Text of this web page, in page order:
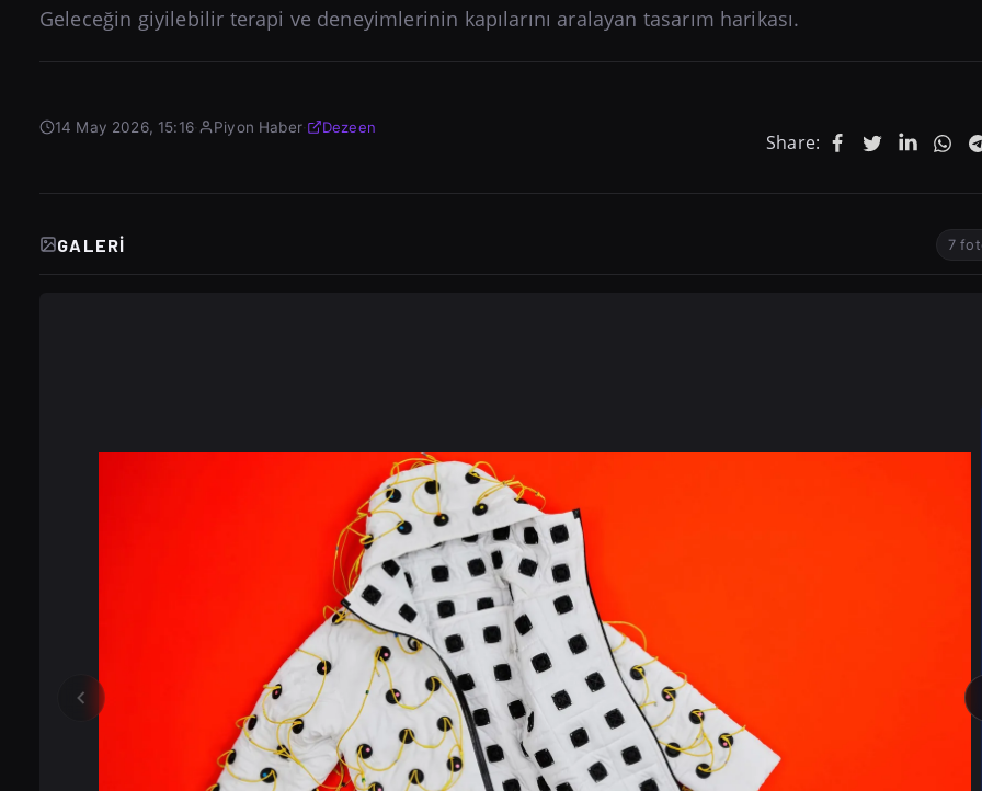
Geleceğin giyilebilir terapi ve deneyimlerinin kapılarını aralayan tasarım harikası.
14 May 2026, 15:16· Piyon Haber· Dezeen
Share:
GALERI 7